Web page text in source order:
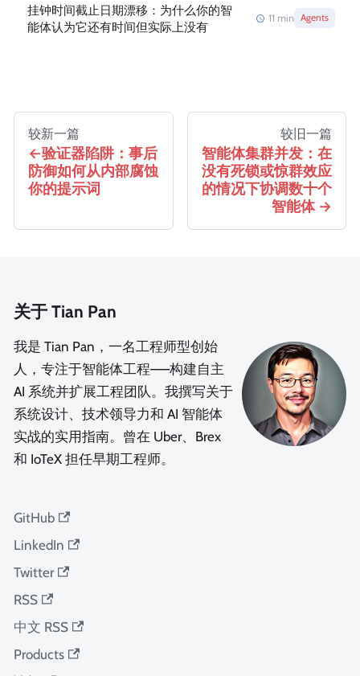
挂钟时间截止日期漂移：为什么你的智
能体认为它还有时间但实际上没有
11 min Agents
较新一篇
验证器陷阱：事后
防御如何从内部腐蚀
你的提示词
较旧一篇
智能体集群并发：在
没有死锁或惊群效应
的情况下协调数十个
智能体
关于 Tian Pan
我是 Tian Pan，一名工程师型创始
人，专注于智能体工程——构建自主
AI 系统并扩展工程团队。我撰写关于
系统设计、技术领导力和 AI 智能体
实战的实用指南。曾在 Uber、Brex
和 IoTeX 担任早期工程师。
GitHub
LinkedIn
Twitter
RSS
中文 RSS
Products